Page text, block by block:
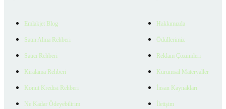
Emlakjet Blog
Satın Alma Rehberi
Satıcı Rehberi
Kiralama Rehberi
Konut Kredisi Rehberi
Ne Kadar Ödeyebilirim
Hakkımızda
Ödüllerimiz
Reklam Çözümleri
Kurumsal Materyaller
İnsan Kaynakları
İletişim